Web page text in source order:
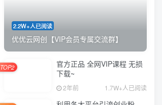
2.2W+人已阅读
优优云网创【VIP会员专属交流群】
官方正品 全网VIP课程 无损
下载~
2年前 1.7W+人已阅读
TOP2